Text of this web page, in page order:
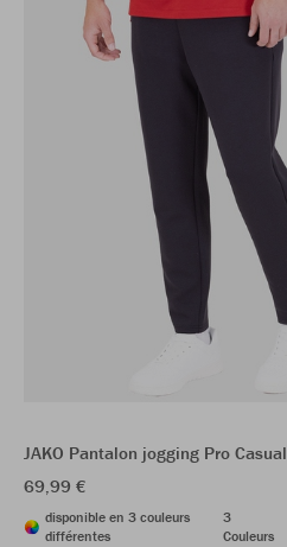
JAKO Pantalon jogging Pro Casual
69,99 €
disponible en 3 couleurs
différentes
3
Couleurs